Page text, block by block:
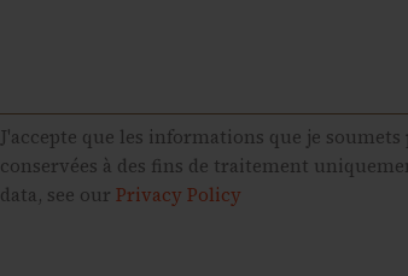
J'accepte que les informations que je
conservées à des fins de traitement
data, see our Privacy Policy